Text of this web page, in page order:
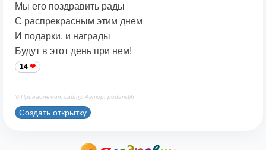
Мы его поздравить рады
С распрекрасным этим днем
И подарки, и награды
Будут в этот день при нем!
14
© Принадлежит сайту. Автор: podaristih
Создать открытку